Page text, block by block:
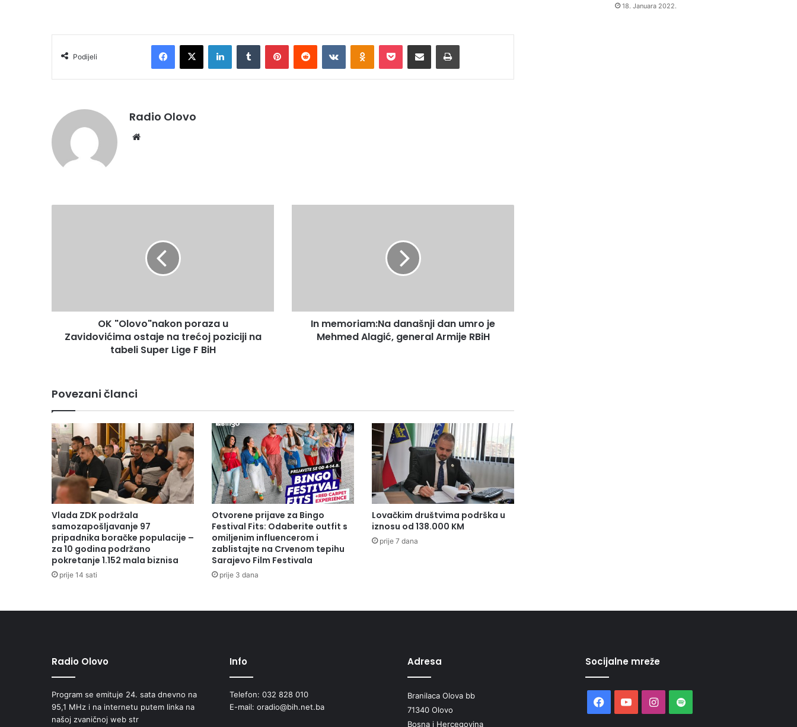
Podijeli
Facebook
X LinkedInTumblr PinterestReddit VKontakteOdnoklassniki
Pocket Podijeli putem Emaila Print
Radio Olovo
poziciji
tabeli
OK "Olovo"nakon poraza u
Zavidovićima ostaje na trećoj poziciji na
tabeli Super Lige F BiH
general
ArmijeIn memoriam:Na današnji dan umro je
Mehmed Alagić, general Armije RBiH
Povezani članci
Vlada ZDK podržala
samozapošljavanje 97
pripadnika boračke populacije –
za 10 godina podržano
pokretanje 1.152 mala biznisa
prije 14 sati
Otvorene prijave za Bingo
Festival Fits: Odaberite outfit s
omiljenim influencerom i
zablistajte na Crvenom tepihu
Sarajevo Film Festivala
prije 3 dana
Lovačkim društvima podrška u
iznosu od 138.000 KM
prije 7 dana
18. Januara 2022.
Radio Olovo
Program se emituje 24. sata dnevno na
95,1 MHz i na internetu putem linka na
našoj zvaničnoj web str
Info
Telefon: 032 828 010
E-mail: oradio@bih.net.ba
Adresa
Branilaca Olova bb
71340 Olovo
Bosna i Hercegovina
Socijalne mreže
Facebook
YouTubeInstagram
Spotify